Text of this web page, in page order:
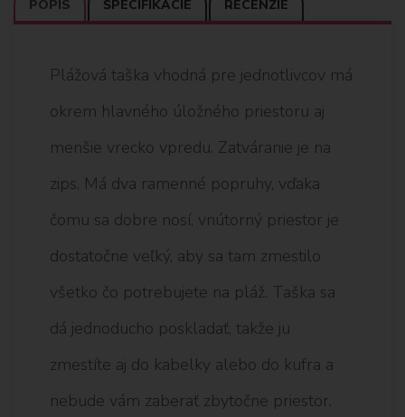
POPIS ŠPECIFIKÁCIE RECENZIE
Plážová taška vhodná pre jednotlivcov má
okrem hlavného úložného priestoru aj
menšie vrecko vpredu. Zatváranie je na
zips. Má dva ramenné popruhy, vďaka
čomu sa dobre nosí, vnútorný priestor je
dostatočne veľký, aby sa tam zmestilo
všetko čo potrebujete na pláž. Taška sa
dá jednoducho poskladať, takže ju
zmestíte aj do kabelky alebo do kufra a
nebude vám zaberať zbytočne priestor.